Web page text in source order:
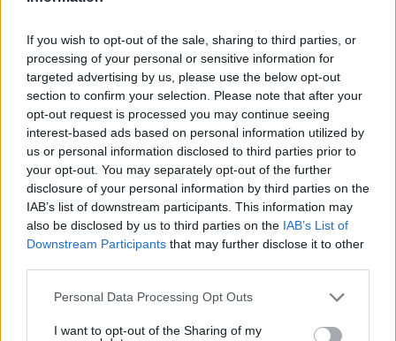
If you wish to opt-out of the sale, sharing to third parties, or
processing of your personal or sensitive information for
targeted advertising by us, please use the below opt-out
section to confirm your selection. Please note that after your
opt-out request is processed you may continue seeing
interest-based ads based on personal information utilized by
us or personal information disclosed to third parties prior to
your opt-out. You may separately opt-out of the further
disclosure of your personal information by third parties on the
IAB’s list of downstream participants. This information may
also be disclosed by us to third parties on the IAB’s List of
Downstream Participants that may further disclose it to other
Please note that this website/app uses one or more Google
not limited to your visit or usage behaviour. You may click to
Personal Data Processing Opt Outs
I want to opt-out of the Sharing of my